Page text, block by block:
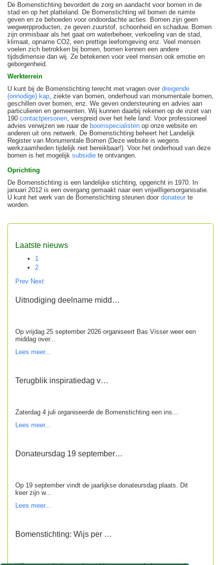
De Bomenstichting bevordert de zorg en aandacht voor bomen in de
stad en op het platteland. De Bomenstichting wil bomen de ruimte
geven en ze behoeden voor ondoordachte acties. Bomen zijn geen
wegwerpproducten, ze geven zuurstof, schoonheid en schaduw. Bomen
zijn onmisbaar als het gaat om waterbeheer, verkoeling van de stad,
klimaat, opname CO2, een prettige leefomgeving enz. Veel mensen
voelen zich betrokken bij bomen, bomen kennen een andere
tijdsdimensie dan wij. Ze betekenen voor veel mensen ook emotie en
geborgenheid.
Werkterrein
U kunt bij de Bomenstichting terecht met vragen over dreigende
(onnodige) kap , ziekte van bomen, onderhoud van monumentale bomen,
geschillen over bomen, enz. We geven ondersteuning en advies aan
particulieren en gemeenten. Wij kunnen daarbij rekenen op de inzet van
190 contactpersonen , verspreid over het hele land. Voor professioneel
advies verwijzen we naar de boomspecialisten op onze website en
anderen uit ons netwerk. De Bomenstichting beheert het Landelijk
Register van Monumentale Bomen (Deze website is wegens
werkzaamheden tijdelijk niet bereikbaar!). Voor het onderhoud van deze
bomen is het mogelijk subsidie te ontvangen.
Oprichting
De Bomenstichting is een landelijke stichting, opgericht in 1970. In
januari 2012 is een overgang gemaakt naar een vrijwilligersorganisatie.
U kunt het werk van de Bomenstichting steunen door donateur te
worden.
Laatste nieuws
1
2
Prev Next
Uitnodiging deelname midd…
Op vrijdag 25 september 2026 organiseert Bas Visser weer een
middag over...
Lees meer...
Terugblik inspiratiedag v…
Zaterdag 4 juli organiseerde de Bomenstichting een ins...
Lees meer...
Donateursdag 19 september…
Op 19 september vindt de jaarlijkse donateursdag plaats. Dit
keer zijn w...
Lees meer...
Bomenstichting: Wijs per …